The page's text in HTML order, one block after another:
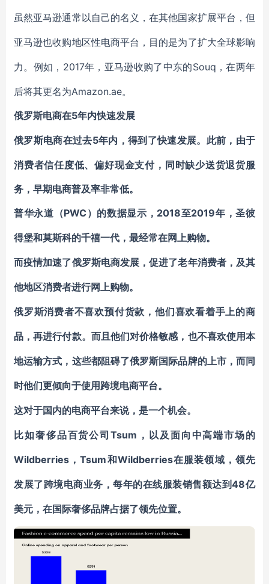
虽然亚马逊通常以自己的名义，在其他国家扩展平台，但
亚马逊也收购地区性电商平台，目的是为了扩大全球影响
力。例如， 2017年，亚马逊收购了中东的Souq，在两年
后将其更名为Amazon.ae。
俄罗斯电商在5年内快速发展
俄罗斯电商在过去5年内，得到了快速发展。此前，由于
消费者信任度低、偏好现金支付，同时缺少送货退货服
务，早期电商普及率非常低。
普华永道（PWC）的数据显示，2018至2019年，圣彼
得堡和莫斯科的千禧一代 ，最经常在网上购物。
而疫情加速了俄罗斯电商发展 ，促进了老年消费者，及其
他地区消费者进行网上购物。
俄罗斯消费者不喜欢预付货款，他们喜欢看着手上的商
品，再进行付款。而且他们对价格敏感，也不喜欢使用本
地运输方式，这些都阻碍了俄罗斯国际品牌的上市，而同
时他们更倾向于使用跨境电商平台。
这对于国内的电商平台来说，是一个机会。
比如奢侈品百货公司Tsum，以及面向中高端市场的
Wildberries ，Tsum和Wildberries在服装领域，领先
发展了跨境电商业务，每年的在线服装销售额达到48亿
美元，在国际奢侈品牌占据了领先位置。